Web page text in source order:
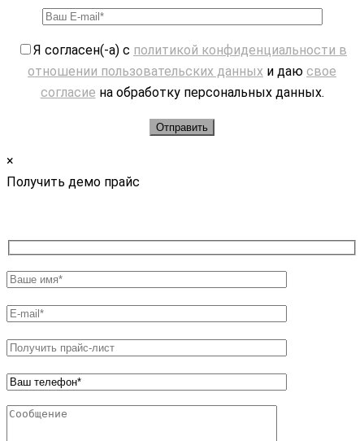
Я согласен(-а) с политикой конфиденциальности в
отношении пользовательских данных и даю свое
согласие на обработку персональных данных.
×
Получить демо прайс